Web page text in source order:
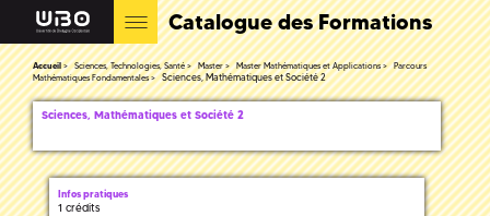
Catalogue des Formations
Accueil Sciences, Technologies, Santé Master Master Mathématiques et Applications
Parcours
Mathématiques Fondamentales
Sciences, Mathématiques et Société 2
Sciences, Mathématiques et Société 2
Infos pratiques
1 crédits